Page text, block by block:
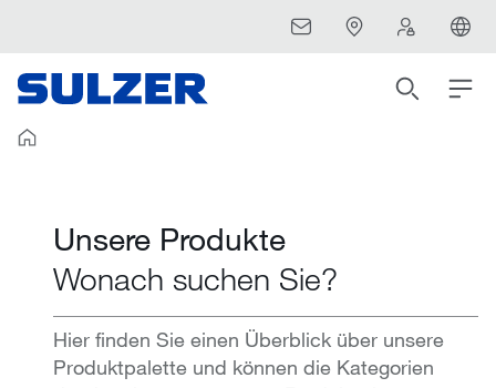
Unsere Produkte
Wonach suchen Sie?
Hier finden Sie einen Überblick über unsere
Produktpalette und können die Kategorien